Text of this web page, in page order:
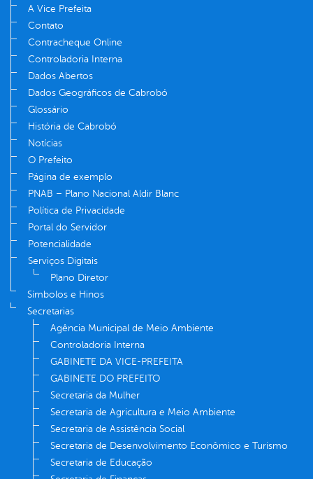
A Vice Prefeita
Contato
Contracheque Online
Controladoria Interna
Dados Abertos
Dados Geográficos de Cabrobó
Glossário
História de Cabrobó
Notícias
O Prefeito
Página de exemplo
PNAB – Plano Nacional Aldir Blanc
Política de Privacidade
Portal do Servidor
Potencialidade
Serviços Digitais
Plano Diretor
Símbolos e Hinos
Secretarias
Agência Municipal de Meio Ambiente
Controladoria Interna
GABINETE DA VICE-PREFEITA
GABINETE DO PREFEITO
Secretaria da Mulher
Secretaria de Agricultura e Meio Ambiente
Secretaria de Assistência Social
Secretaria de Desenvolvimento Econômico e Turismo
Secretaria de Educação